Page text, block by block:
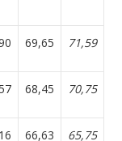
69,65 71,59
68,45 70,75
66,63 65,75